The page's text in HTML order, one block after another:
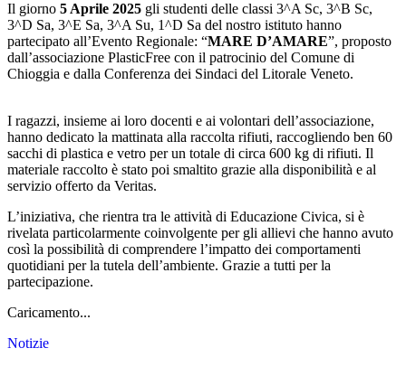
Il giorno 5 Aprile 2025 gli studenti delle classi 3^A Sc, 3^B Sc,
3^D Sa, 3^E Sa, 3^A Su, 1^D Sa del nostro istituto hanno
partecipato all’Evento Regionale: “MARE D’AMARE”, proposto
dall’associazione PlasticFree con il patrocinio del Comune di
Chioggia e dalla Conferenza dei Sindaci del Litorale Veneto.
I ragazzi, insieme ai loro docenti e ai volontari dell’associazione,
hanno dedicato la mattinata alla raccolta rifiuti, raccogliendo ben 60
sacchi di plastica e vetro per un totale di circa 600 kg di rifiuti. Il
materiale raccolto è stato poi smaltito grazie alla disponibilità e al
servizio offerto da Veritas.
L’iniziativa, che rientra tra le attività di Educazione Civica, si è
rivelata particolarmente coinvolgente per gli allievi che hanno avuto
così la possibilità di comprendere l’impatto dei comportamenti
quotidiani per la tutela dell’ambiente. Grazie a tutti per la
partecipazione.
Caricamento...
Notizie